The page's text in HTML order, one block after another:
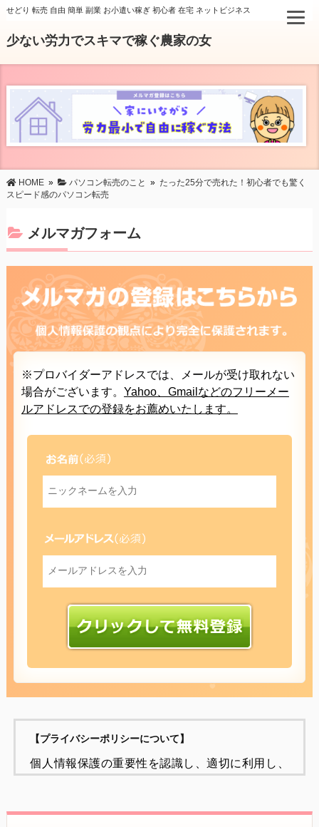
せどり 転売 自由 簡単 副業 お小遣い稼ぎ 初心者 在宅 ネットビジネス
少ない労力でスキマで稼ぐ農家の女
HOME» パソコン転売のこと » たった25分で売れた！初心者でも驚く
スピード感のパソコン転売
メルマガフォーム
※プロバイダーアドレスでは、メールが受け取れない
場合がございます。 Yahoo、Gmailなどのフリーメー
ルアドレスでの登録をお薦めいたします。
【プライバシーポリシーについて】
個人情報保護の重要性を認識し、適切に利用し、